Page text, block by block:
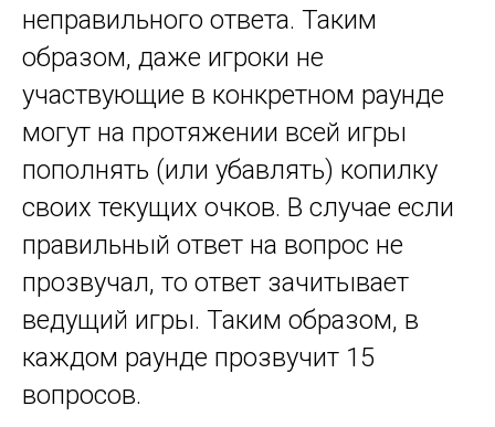
неправильного ответа. Таким
образом, даже игроки не
участвующие в конкретном раунде
могут на протяжении всей игры
пополнять (или убавлять) копилку
своих текущих очков. В случае если
правильный ответ на вопрос не
прозвучал, то ответ зачитывает
ведущий игры. Таким образом, в
каждом раунде прозвучит 15
вопросов.